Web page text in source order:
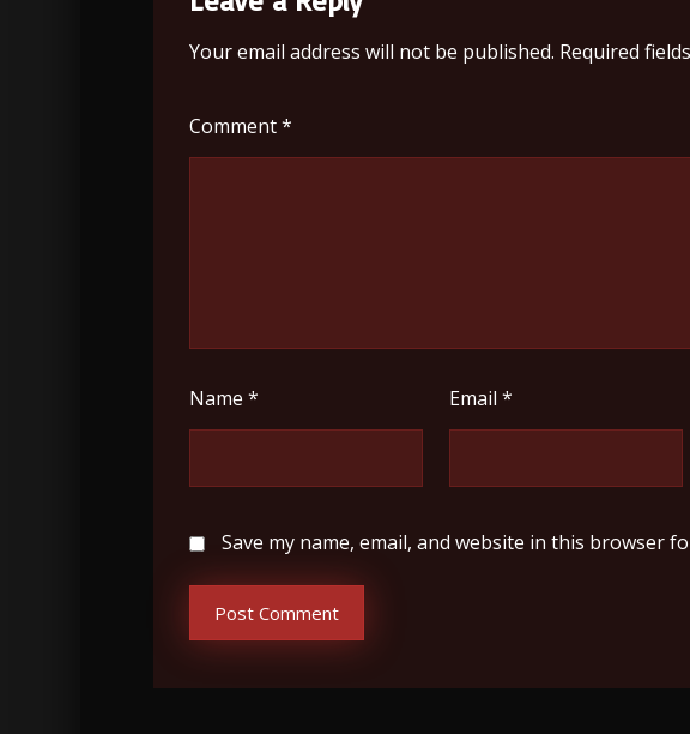
Your email address will not be published. Required
Comment*
Name * Email *
Save my name, email, and website in this browser
Post Comment